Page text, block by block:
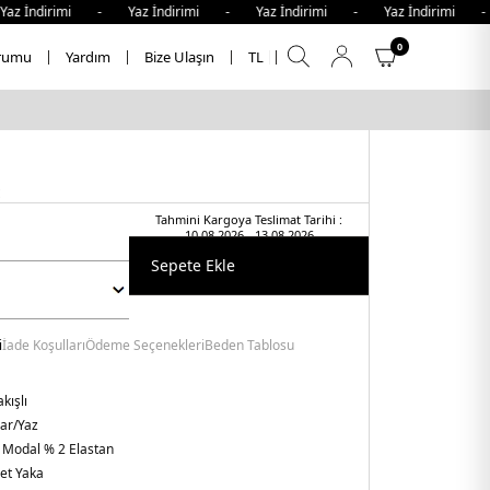
Yaz İndirimi - Yaz İndirimi - Yaz
Yardım Bize Ulaşın TL
0
Tahmini Kargoya Teslimat Tarihi :
10.08.2026 - 13.08.2026
Sepete Ekle
İade KoşullarıÖdeme SeçenekleriBeden Tablosu
Yaz
% 2 Elastan
Yaka